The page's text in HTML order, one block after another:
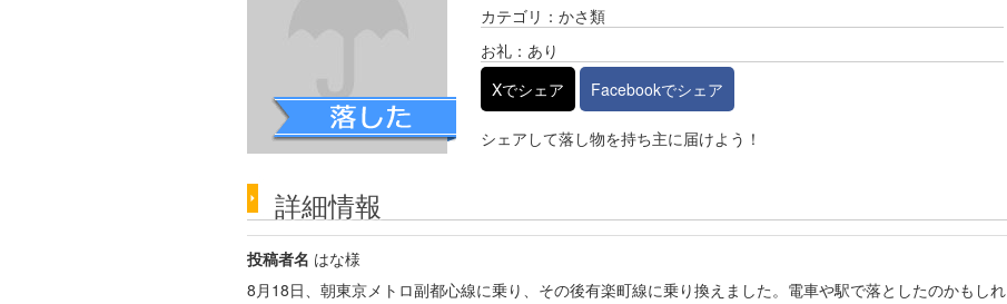
カテゴリ：かさ類
お礼：あり
Xでシェア
Facebookでシェア
シェアして落し物を持ち主に届けよう！
詳細情報
投稿者名 はな様
8月18日、朝東京メトロ副都心線に乗り、その後有楽町線に乗り換えました。電車や駅で落としたのかもしれ